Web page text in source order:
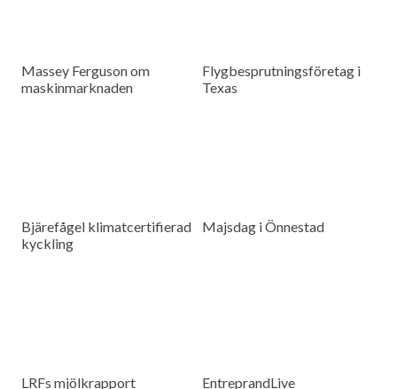
Massey Ferguson om
maskinmarknaden
Flygbesprutningsföretag i
Texas
Bjärefågel klimatcertifierad
kyckling
Majsdag i Önnestad
LRFs mjölkrapport EntreprandLive